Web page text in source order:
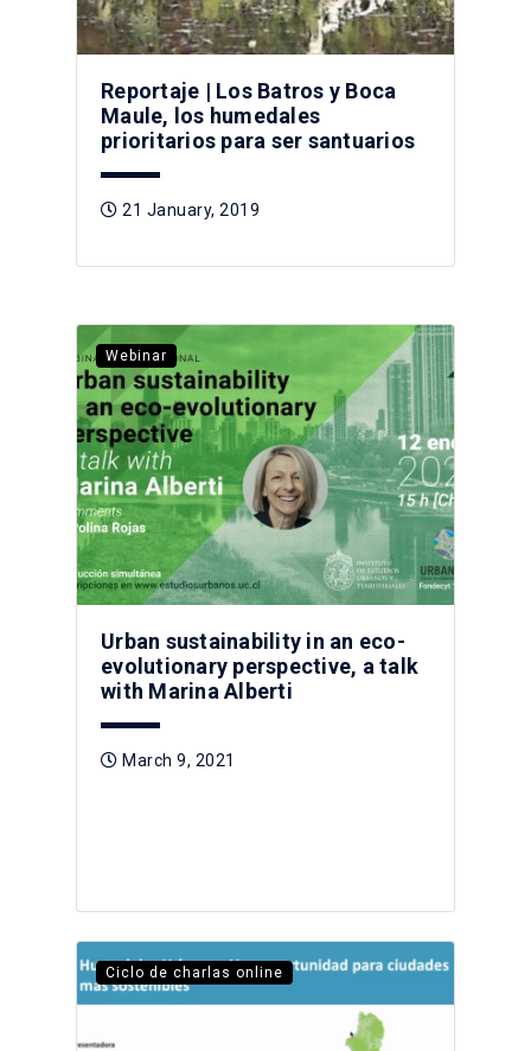
Reportaje | Los Batros y Boca
Maule, los humedales
prioritarios para ser santuarios
21 January, 2019
Webinar
Urban sustainability in an eco-
evolutionary perspective, a talk
with Marina Alberti
March 9, 2021
Ciclo de charlas online